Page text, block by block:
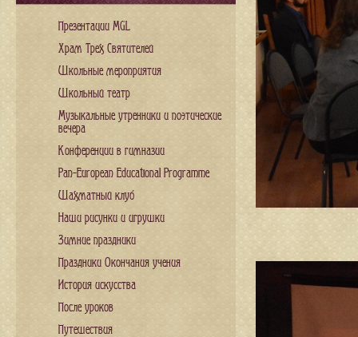
Презентации MGL
Храм Трех Святителей
Школьные мероприятия
Школьный театр
Музыкальные утренники и поэтические
вечера
Конференции в гимназии
Pan-European Educational Programme
Шахматный клуб
Наши рисунки и игрушки
Зимние праздники
Праздники Окончания учения
История искусства
После уроков
Путешествия